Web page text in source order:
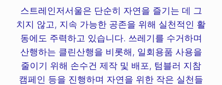
스트레인저서울은 단순히 자연을 즐기는 데 그
치지 않고, 지속 가능한 공존을 위해 실천적인 활
동에도 주력하고 있습니다. 쓰레기를 수거하며
산행하는 클린산행을 비롯해, 일회용품 사용을
줄이기 위해 손수건 제작 및 배포, 텀블러 지참
캠페인 등을 진행하며 자연을 위한 작은 실천들